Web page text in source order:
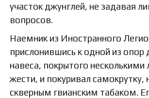
участок джунглей, не задавая
вопросов.
Наемник из Иностранного
прислонившись к одной из опор
навеса, покрытого несколькими
жести, и покуривал самокрутку,
скверным гвианским табаком.